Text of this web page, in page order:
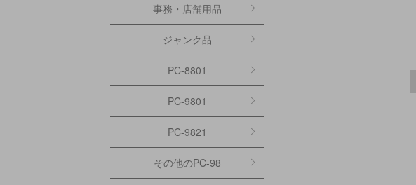
事務・店舗用品
ジャンク品
PC-8801
PC-9801
PC-9821
その他のPC-98